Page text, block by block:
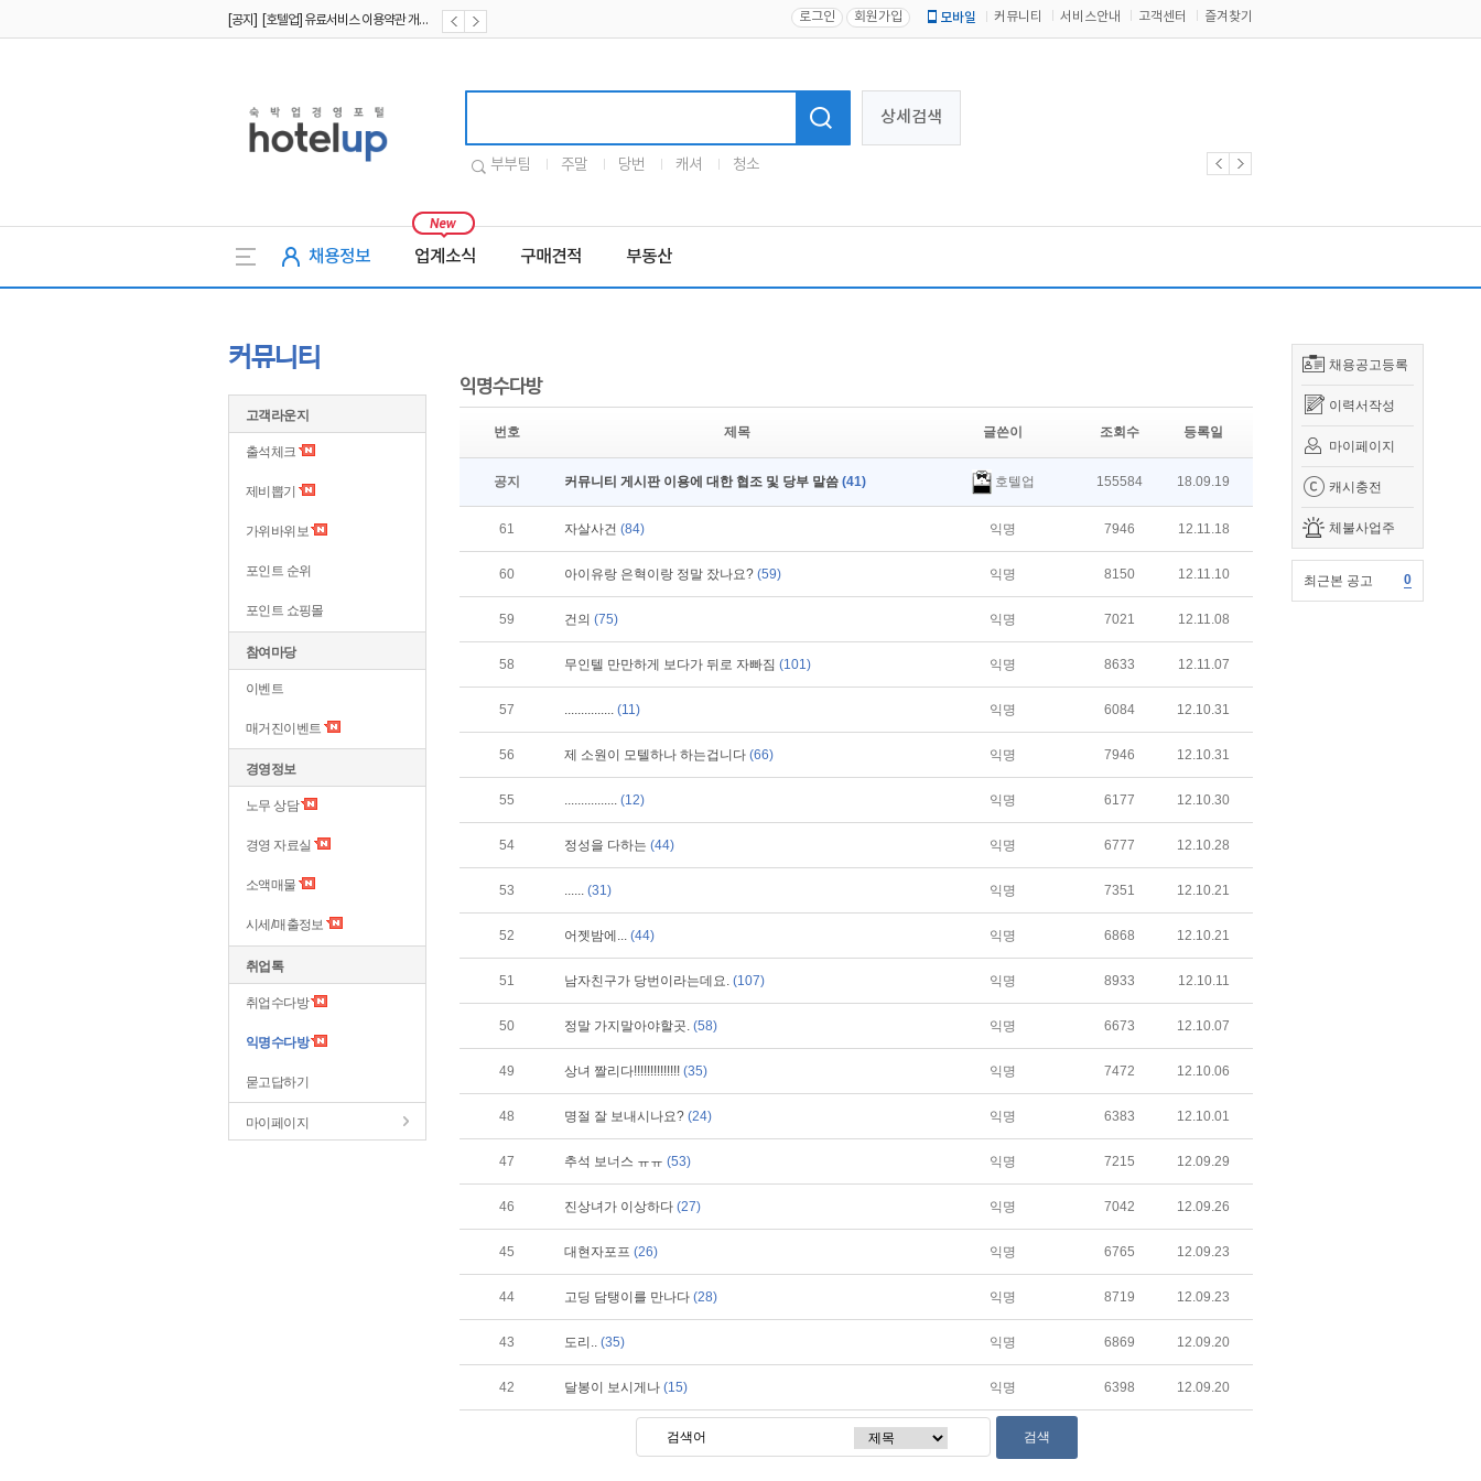
[공지] [호텔업] 유료서비스 이용약관 개정본2 (19.09.02) 로그인 회원가입 모바일 커뮤니티 서비스안내 고객센터 즐겨찾기
상세검색
부부팀 주말 당번 캐셔 청소
채용정보 업계소식 구매견적 부동산
채용공고등록
이력서작성
마이페이지
캐시충전
체불사업주
최근본 공고 0
커뮤니티
고객라운지
출석체크
제비뽑기
가위바위보
포인트 순위
포인트 쇼핑몰
참여마당
이벤트
매거진이벤트
경영정보
노무 상담
경영 자료실
소액매물
시세/매출정보
취업톡
취업수다방
익명수다방
묻고답하기
마이페이지
익명수다방
번호 제목 글쓴이 조회수 등록일
공지 커뮤니티 게시판 이용에 대한 협조 및 당부 말씀 (41) 호텔업 155584 18.09.19
61 자살사건 (84) 익명 7946 12.11.18
60 아이유랑 은혁이랑 정말 잤나요? (59) 익명 8150 12.11.10
59 건의 (75) 익명 7021 12.11.08
58 무인텔 만만하게 보다가 뒤로 자빠짐 (101) 익명 8633 12.11.07
57 ............... (11) 익명 6084 12.10.31
56 제 소원이 모텔하나 하는겁니다 (66) 익명 7946 12.10.31
55 ................ (12) 익명 6177 12.10.30
54 정성을 다하는 (44) 익명 6777 12.10.28
53 ...... (31) 익명 7351 12.10.21
52 어젯밤에... (44) 익명 6868 12.10.21
51 남자친구가 당번이라는데요. (107) 익명 8933 12.10.11
50 정말 가지말아야할곳. (58) 익명 6673 12.10.07
49 상녀 짤리다!!!!!!!!!!!!!! (35) 익명 7472 12.10.06
48 명절 잘 보내시나요? (24) 익명 6383 12.10.01
47 추석 보너스 ㅠㅠ (53) 익명 7215 12.09.29
46 진상녀가 이상하다 (27) 익명 7042 12.09.26
45 대현자포프 (26) 익명 6765 12.09.23
44 고딩 담탱이를 만나다 (28) 익명 8719 12.09.23
43 도리.. (35) 익명 6869 12.09.20
42 달봉이 보시게나 (15) 익명 6398 12.09.20